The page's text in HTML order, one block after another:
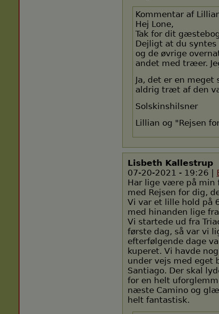
Kommentar af
Hej Lone,
Tak for dit
Dejligt at du
og de øvrige
andet med træer.
Ja, det er en meget
aldrig træt af den
Solskinshilsner
Lillian og "Rejsen
Lisbeth Kallestrup
07-20-2021 - 19:26 |
Har lige være på min
med Rejsen for dig,
Vi var et lille hold på
med hinanden lige
Vi startede ud fra
første dag, så var vi
efterfølgende dage
kuperet. Vi havde
under vejs med eget
Santiago. Der skal
for en helt
næste Camino og
helt fantastisk.